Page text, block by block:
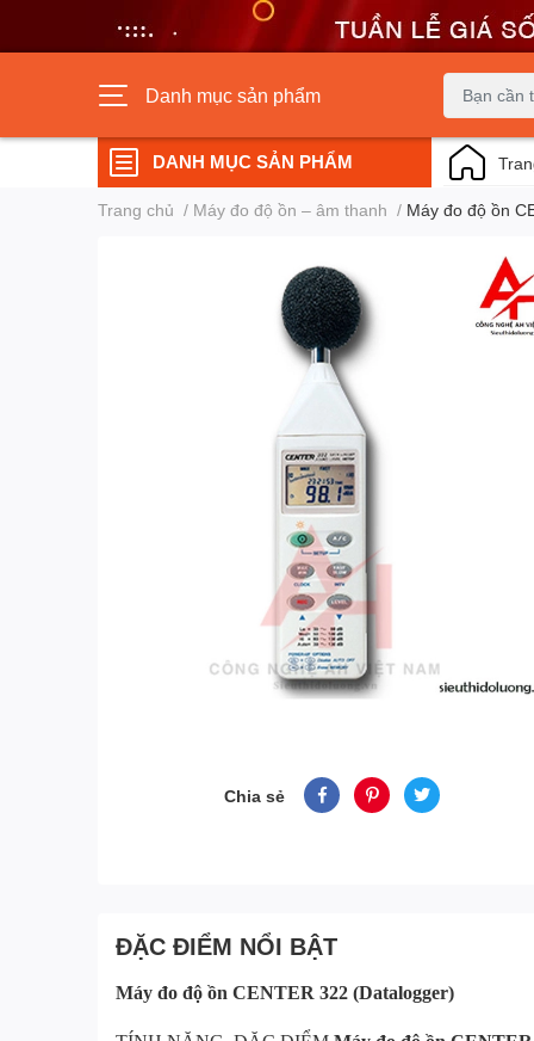
Danh mục sản phẩm
DANH MỤC SẢN PHẨM
Trang chủ / Máy đo độ ồn – âm thanh / Máy đo độ ồn
Chia sẻ
ĐẶC ĐIỂM NỔI BẬT
Máy đo độ ồn CENTER 322 (Datalogger)